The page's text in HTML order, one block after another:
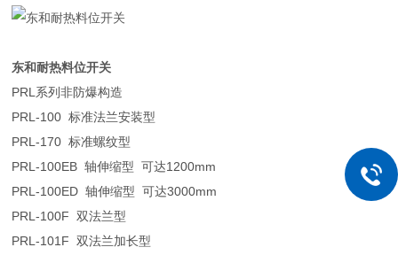
东和耐热料位开关
PRL系列非防爆构造
PRL-100 标准法兰安装型
PRL-170 标准螺纹型
PRL-100EB 轴伸缩型 可达1200mm
PRL-100ED 轴伸缩型 可达3000mm
PRL-100F 双法兰型
PRL-101F 双法兰加长型